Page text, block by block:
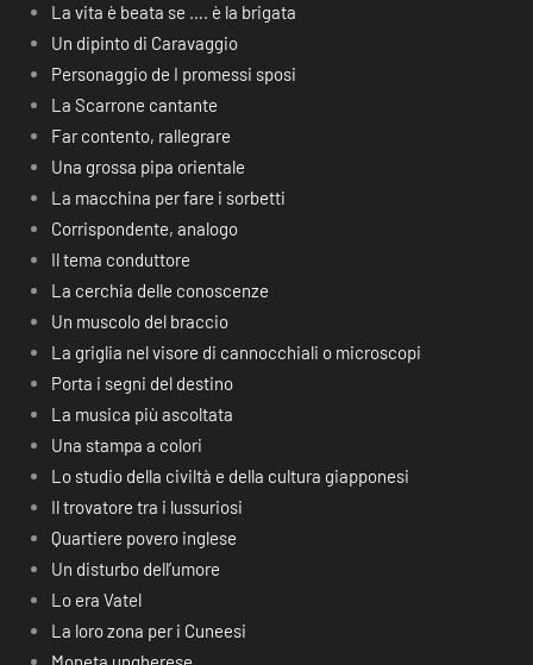
La vita è beata se …. è la brigata
Un dipinto di Caravaggio
Personaggio de I promessi sposi
La Scarrone cantante
Far contento, rallegrare
Una grossa pipa orientale
La macchina per fare i sorbetti
Corrispondente, analogo
Il tema conduttore
La cerchia delle conoscenze
Un muscolo del braccio
La griglia nel visore di cannocchiali o microscopi
Porta i segni del destino
La musica più ascoltata
Una stampa a colori
Lo studio della civiltà e della cultura giapponesi
Il trovatore tra i lussuriosi
Quartiere povero inglese
Un disturbo dell’umore
Lo era Vatel
La loro zona per i Cuneesi